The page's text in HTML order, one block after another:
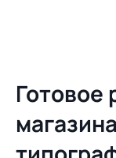
Готовое